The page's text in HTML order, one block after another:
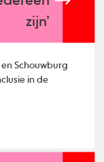
zijn’
Schouwburg
in de